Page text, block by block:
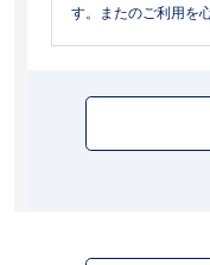
す。またのご利用を